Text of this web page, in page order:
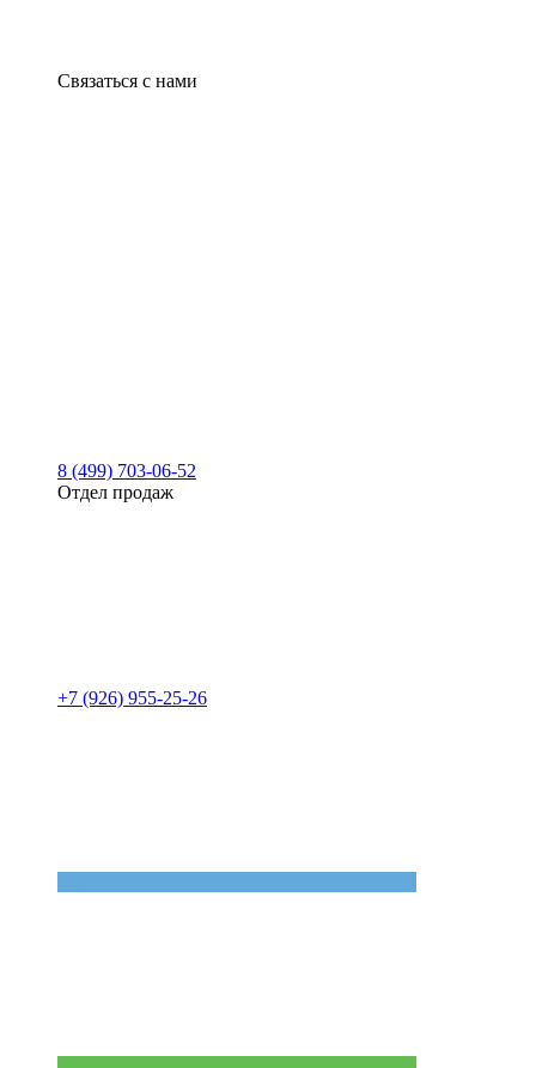
Связаться с нами
8 (499) 703-06-52
Отдел продаж
+7 (926) 955-25-26